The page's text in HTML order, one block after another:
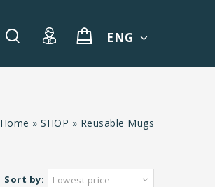
ENG
Home » SHOP » Reusable Mugs
Sort by: Lowest price